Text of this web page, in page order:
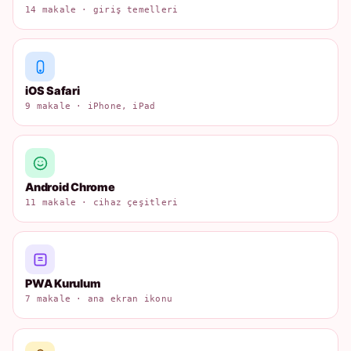
14 makale · giriş temelleri
iOS Safari
9 makale · iPhone, iPad
Android Chrome
11 makale · cihaz çeşitleri
PWA Kurulum
7 makale · ana ekran ikonu